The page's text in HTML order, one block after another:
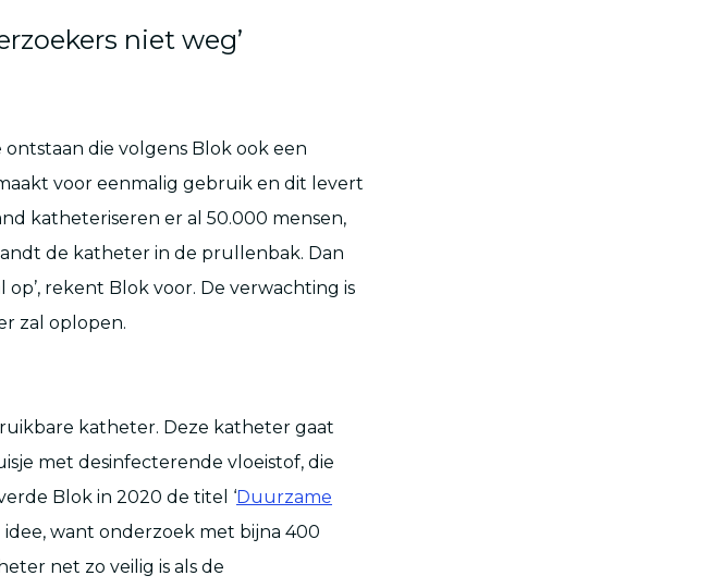
niet weg’
die volgens Blok ook een
voor eenmalig gebruik en dit levert
katheteriseren er al 50.000 mensen,
de katheter in de prullenbak. Dan
op’, rekent Blok voor. De verwachting is
zal oplopen.
katheter. Deze katheter gaat
met desinfecterende vloeistof, die
Blok in 2020 de titel ‘Duurzame
idee, want onderzoek met bijna 400
net zo veilig is als de